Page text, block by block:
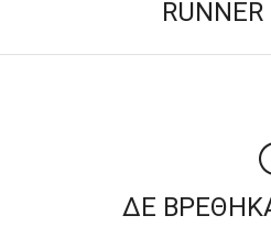
ΔΕ